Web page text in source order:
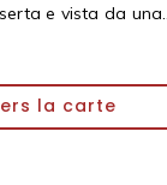
e vista da
la carte